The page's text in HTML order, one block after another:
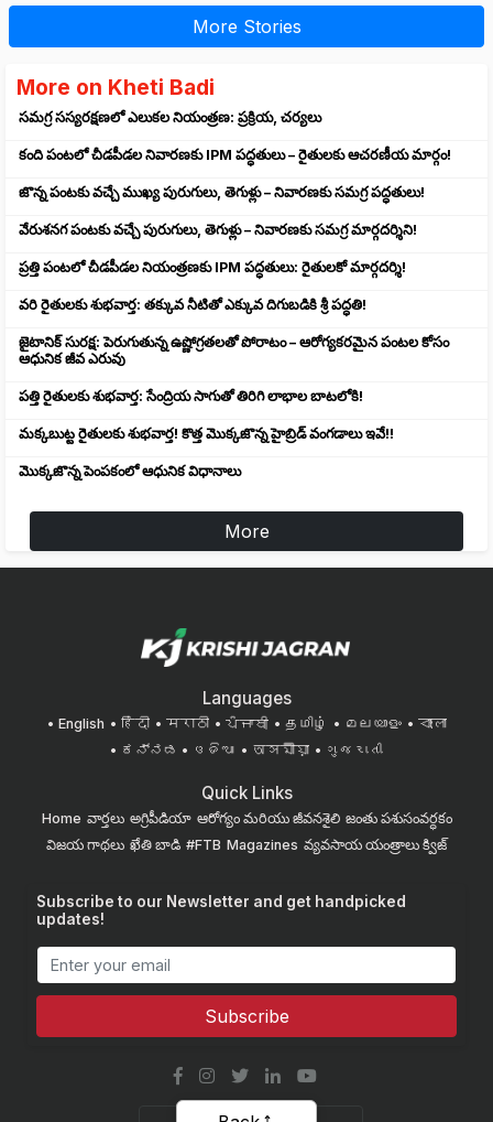
More Stories
More on Kheti Badi
సమగ్ర సస్యరక్షణలో ఎలుకల నియంత్రణ: ప్రక్రియ, చర్యలు
కంది పంటలో చీడపీడల నివారణకు IPM పద్ధతులు – రైతులకు ఆచరణీయ మార్గం!
జొన్న పంటకు వచ్చే ముఖ్య పురుగులు, తెగుళ్లు – నివారణకు సమగ్ర పద్ధతులు!
వేరుశనగ పంటకు వచ్చే పురుగులు, తెగుళ్లు – నివారణకు సమగ్ర మార్గదర్శిని!
ప్రత్తి పంటలో చీడపీడల నియంత్రణకు IPM పద్ధతులు: రైతులకో మార్గదర్శి!
వరి రైతులకు శుభవార్త: తక్కువ నీటితో ఎక్కువ దిగుబడికి శ్రీ పద్ధతి!
జైటానిక్ సురక్ష: పెరుగుతున్న ఉష్ణోగ్రతలతో పోరాటం – ఆరోగ్యకరమైన పంటల కోసం
ఆధునిక జీవ ఎరువు
పత్తి రైతులకు శుభవార్త: సేంద్రియ సాగుతో తిరిగి లాభాల బాటలోకి!
మక్కబుట్ట రైతులకు శుభవార్త! కొత్త మొక్కజొన్న హైబ్రిడ్ వంగడాలు ఇవే!!
మొక్కజొన్న పెంపకంలో ఆధునిక విధానాలు
More
Languages
English हिंदी मराठी ਪੰਜਾਬੀ தமிழ் മലയാളം
বাংলা
ಕನ್ನಡ
ଓଡିଆ অসমীয়া ગુજરાતી
Quick Links
Home వార్తలు అగ్రిపీడియా ఆరోగ్యం మరియు జీవనశైలి జంతు పశుసంవర్ధకం
విజయ గాథలు ఖేతి బాడి #FTB Magazines వ్యవసాయ యంత్రాలు క్విజ్
Subscribe to our Newsletter and get handpicked
updates!
Subscribe